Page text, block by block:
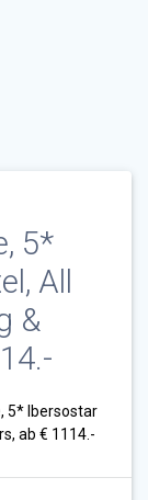
5*
All
&
5* Ibersostar
ab € 1114.-